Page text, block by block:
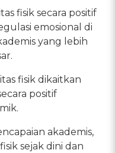
fisik secara positif
emosional di
yang lebih
fisik dikaitkan
positif
akademis,
sejak dini dan